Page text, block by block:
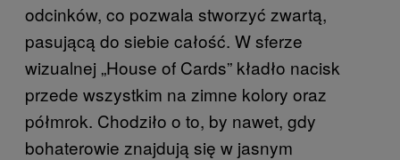
odcinków, co pozwala stworzyć zwartą,
pasującą do siebie całość. W sferze
wizualnej „House of Cards” kładło nacisk
przede wszystkim na zimne kolory oraz
półmrok. Chodziło o to, by nawet, gdy
bohaterowie znajdują się w jasnym